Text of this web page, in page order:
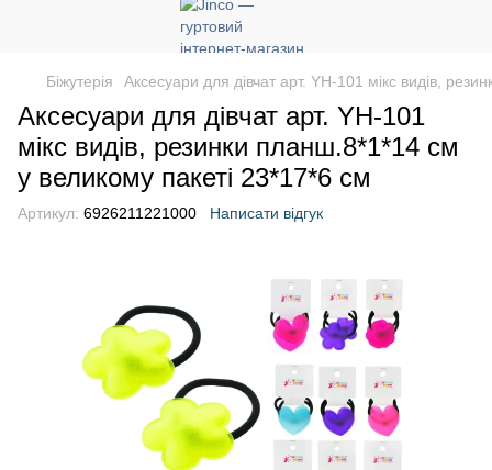
Біжутерія Аксесуари для дівчат арт. YH-101 мікс видів,
Аксесуари для дівчат арт. YH-101
мікс видів, резинки планш.8*1*14 см
у великому пакеті 23*17*6 см
Артикул: 6926211221000 Написати відгук